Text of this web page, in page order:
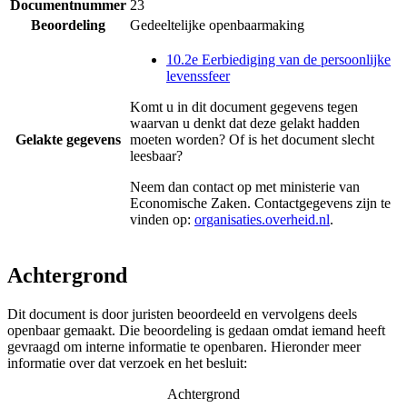
Documentnummer 23
Beoordeling
Gedeeltelijke openbaarmaking
Gelakte gegevens
10.2e Eerbiediging van de persoonlijke
levenssfeer
Komt u in dit document gegevens tegen
waarvan u denkt dat deze gelakt hadden
moeten worden? Of is het document slecht
leesbaar?
Neem dan contact op met ministerie van
Economische Zaken. Contactgegevens zijn te
vinden op: organisaties.overheid.nl.
Achtergrond
Dit document is door juristen beoordeeld en vervolgens deels
openbaar gemaakt. Die beoordeling is gedaan omdat iemand heeft
gevraagd om interne informatie te openbaren. Hieronder meer
informatie over dat verzoek en het besluit:
Achtergrond